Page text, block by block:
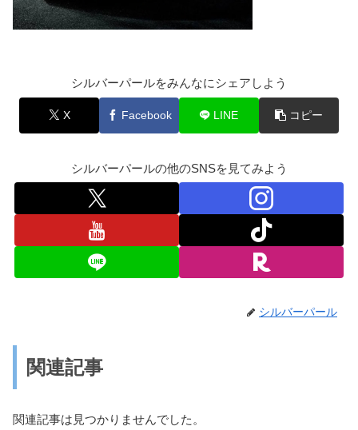
シルバーパールをみんなにシェアしよう
X Facebook LINE コピー
シルバーパールの他のSNSを見てみよう
シルバーパール
関連記事
関連記事は見つかりませんでした。